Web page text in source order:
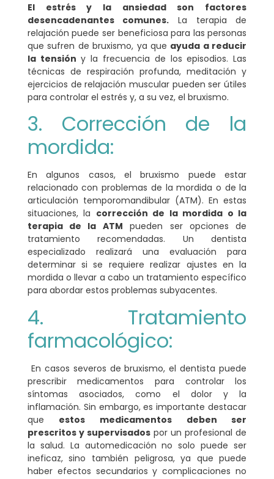
El estrés y la ansiedad son factores
desencadenantes comunes. La terapia de
relajación puede ser beneficiosa para las personas
que sufren de bruxismo, ya que ayuda a reducir
la tensión y la frecuencia de los episodios. Las
técnicas de respiración profunda, meditación y
ejercicios de relajación muscular pueden ser útiles
para controlar el estrés y, a su vez, el bruxismo.
3. Corrección de la
mordida:
En algunos casos, el bruxismo puede estar
relacionado con problemas de la mordida o de la
articulación temporomandibular (ATM). En estas
situaciones, la corrección de la mordida o la
terapia de la ATM pueden ser opciones de
tratamiento recomendadas. Un dentista
especializado realizará una evaluación para
determinar si se requiere realizar ajustes en la
mordida o llevar a cabo un tratamiento específico
para abordar estos problemas subyacentes.
4. Tratamiento
farmacológico:
En casos severos de bruxismo, el dentista puede
prescribir medicamentos para controlar los
síntomas asociados, como el dolor y la
inflamación. Sin embargo, es importante destacar
que estos medicamentos deben ser
prescritos y supervisadospor un profesional de
la salud. La automedicación no solo puede ser
ineficaz, sino también peligrosa, ya que puede
haber efectos secundarios y complicaciones no